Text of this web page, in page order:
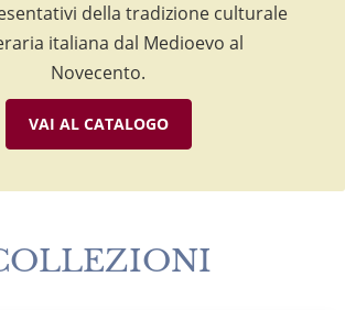
della tradizione culturale
italiana dal Medioevo al
Novecento.
VAI AL CATALOGO
della tradizione culturale
italiana dal Medioevo al
Novecento.
VAI AL CATALOGO
della tradizione culturale
italiana dal Medioevo al
Novecento.
VAI AL CATALOGO